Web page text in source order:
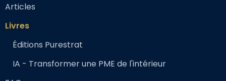
Articles
Livres
Éditions Purestrat
IA - Transformer une PME de l'intérieur